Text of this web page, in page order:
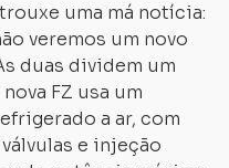
uma má notícia:
veremos um novo
duas dividem um
FZ usa um
a ar, com
e injeção